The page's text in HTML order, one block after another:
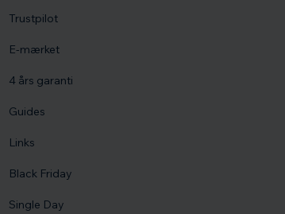
Trustpilot
E-mærket
4 års garanti
Guides
Links
Black Friday
Single Day